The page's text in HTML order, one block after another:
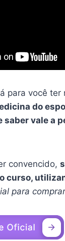
para você ter
do
saber vale a
convencido,
curso,
para